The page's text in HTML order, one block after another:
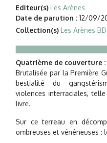
Editeur(s) Les Arènes
Date de parution : 12/09/
Collection(s) Les Arènes BD
Quatrième de couverture :
Brutalisée par la Première
bestialité du
violences interraciales,
livre.
Sur ce terreau en
ombreuses et vénéneuses :